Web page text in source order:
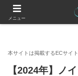
釣りラボマガジン
【2024年】ノ
メニュー